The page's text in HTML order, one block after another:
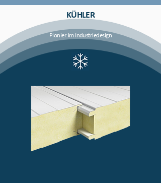
KÜHLER
Pionier im Industriedesign